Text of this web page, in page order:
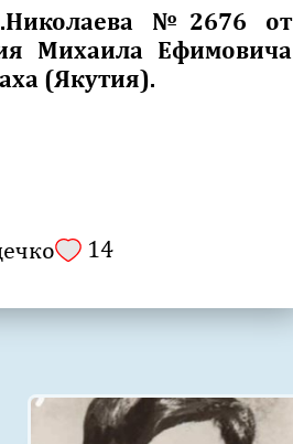
№2676 от
Михаила Ефимовича
(Якутия).
14